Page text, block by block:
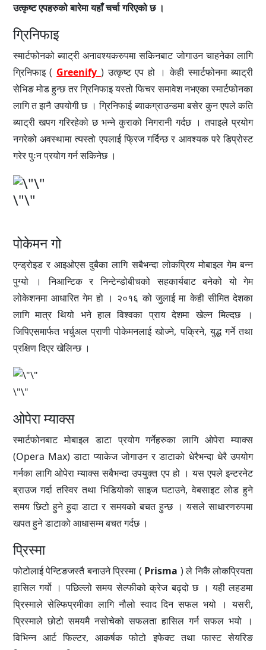
उत्कृष्ट एपहरुको बारेमा यहाँ चर्चा गरिएको छ ।
ग्रिनिफाइ
स्मार्टफोनको ब्याट्री अनावश्यकरुपमा सकिनबाट जोगाउन चाहनेका लागि
ग्रिनिफाइ ( Greenify ) उत्कृष्ट एप हो । केही स्मार्टफोनमा ब्याट्री
सेभिङ मोड हुन्छ तर ग्रिनिफाइ यस्तो फिचर समावेश नभएका स्मार्टफोनका
लागि त झनै उपयोगी छ । ग्रिनिफाई ब्याकग्राउन्डमा बसेर कुन एपले कति
ब्याट्री खपग गरिरहेको छ भन्ने कुराको निगरानी गर्दछ । तपाइले प्रयोग
नगरेको अवस्थामा त्यस्तो एपलाई फ्रिज गर्दिन्छ र आवश्यक परे डिप्रोस्ट
गरेर पुःन प्रयोग गर्न सकिनेछ ।
\"\"
पोकेमन गो
एन्ड्रोइड र आइओएस दुबैका लागि सबैभन्दा लोकप्रिय मोबाइल गेम बन्न
पुग्यो । निआन्टिक र निन्टेन्डोबीचको सहकार्यबाट बनेको यो गेम
लोकेशनमा आधारित गेम हो । २०१६ को जुलाई मा केही सीमित देशका
लागि मात्र थियो भने हाल विश्वका प्राय देशमा खेल्न मिल्दछ ।
जिपिएसमार्फत भर्चुअल प्राणी पोकेमनलाई खोज्ने, पक्रिने, युद्ध गर्ने तथा
प्रक्षिण दिएर खेलिन्छ ।
\"\"
ओपेरा म्याक्स
स्मार्टफोनबाट मोबाइल डाटा प्रयोग गर्नेहरुका लागि ओपेरा म्याक्स
(Opera Max) डाटा प्याकेज जोगाउन र डाटाको धेरैभन्दा धेरै उपयोग
गर्नका लागि ओपेरा म्याक्स सबैभन्दा उपयुक्त एप हो । यस एपले इन्टरनेट
ब्राउज गर्दा तस्विर तथा भिडियोको साइज घटाउने, वेबसाइट लोड हुने
समय छिटो हुने हुदा डाटा र समयको बचत हुन्छ । यसले साधारणरुपमा
खपत हुने डाटाको आधासम्म बचत गर्दछ ।
प्रिस्मा
फोटोलाई पेन्टिङजस्तै बनाउने प्रिस्मा ( Prisma ) ले निकै लोकप्रियता
हासिल गर्यो । पछिल्लो समय सेल्फीको क्रेज बढ्दो छ । यही लहडमा
प्रिस्माले सेल्फिप्रमीका लागि नौलो स्वाद दिन सफल भयो । यसरी,
प्रिस्माले छोटो समयमै नसोचेको सफलता हासिल गर्न सफल भयो ।
विभिन्न आर्ट फिल्टर, आकर्षक फोटो इफेक्ट तथा फास्ट सेयरिङ